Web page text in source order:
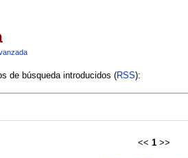
de búsqueda introducidos (RSS):
<< 1 >>